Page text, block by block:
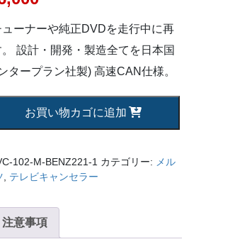
ーナーや純正DVDを走行中に再
設計・開発・製造全てを日本国
タープラン社製) 高速CAN仕様。
お買い物カゴに追加
102-M-BENZ221-1 カテゴリー: メル
テレビキャンセラー
注意事項